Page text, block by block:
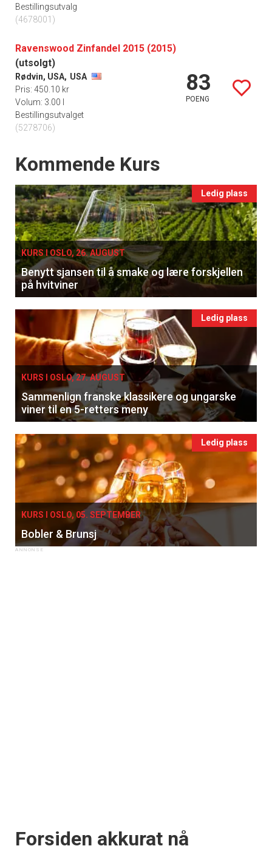
Bestillingsutvalg
(4678001)
Ravenswood Zinfandel 2015 (2015)
(utsolgt)
Rødvin, USA, USA
Pris: 450.10 kr
Volum: 3.00 l
Bestillingsutvalget
(5278706)
83
POENG
Events
Kommende Kurs
Ledig plass
KURS I OSLO, 26. AUGUST
Benytt sjansen til å smake og lære forskjellen
på hvitviner
Ledig plass
KURS I OSLO, 27. AUGUST
Sammenlign franske klassikere og ungarske
viner til en 5-retters meny
Ledig plass
KURS I OSLO, 05. SEPTEMBER
Bobler & Brunsj
Forsiden akkurat nå